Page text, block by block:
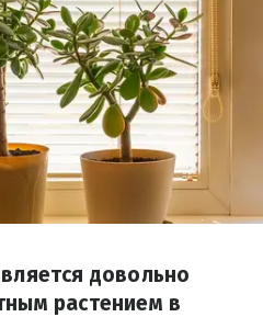
довольно
растением в